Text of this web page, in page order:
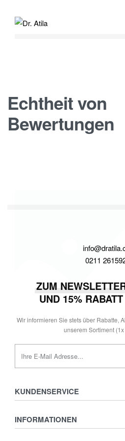
Echtheit von
Bewertungen
0211
KUNDENSERVICE
Versand und Retouren
INFORMATIONEN
ZUM
UND 15%
Wir informieren Sie stets über Rabatte,
unserem Sortiment